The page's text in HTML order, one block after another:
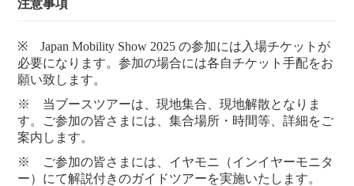
注意事項
※ Japan Mobility Show 2025 の参加には入場チケットが
必要になります。参加の場合には各自チケット手配をお
願い致します。
※ 当ブースツアーは、現地集合、現地解散となりま
す。ご参加の皆さまには、集合場所・時間等、詳細をご
案内します。
※ ご参加の皆さまには、イヤモニ（インイヤーモニタ
ー）にて解説付きのガイドツアーを実施いたします。